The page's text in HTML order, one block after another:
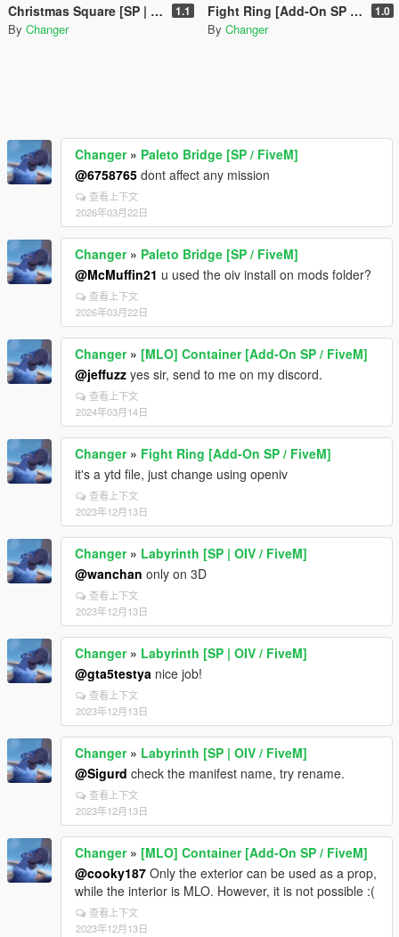
Christmas Square [SP | OIV / FiveM] 1.1
By Changer
Fight Ring [Add-On SP / FiveM] 1.0
By Changer
Changer» Paleto Bridge [SP / FiveM]
@6758765 dont affect any mission
查看上下文
2026年03月22日
Changer» Paleto Bridge [SP / FiveM]
@McMuffin21 u used the oiv install on mods folder?
查看上下文
2026年03月22日
Changer» [MLO] Container [Add-On SP / FiveM]
@jeffuzz yes sir, send to me on my discord.
查看上下文
2024年03月14日
Changer» Fight Ring [Add-On SP / FiveM]
it's a ytd file, just change using openiv
查看上下文
2023年12月13日
Changer» Labyrinth [SP | OIV / FiveM]
@wanchan only on 3D
查看上下文
2023年12月13日
Changer» Labyrinth [SP | OIV / FiveM]
@gta5testya nice job!
查看上下文
2023年12月13日
Changer» Labyrinth [SP | OIV / FiveM]
@Sigurd check the manifest name, try rename.
查看上下文
2023年12月13日
Changer» [MLO] Container [Add-On SP / FiveM]
@cooky187 Only the exterior can be used as a prop,
while the interior is MLO. However, it is not possible :(
查看上下文
2023年12月13日